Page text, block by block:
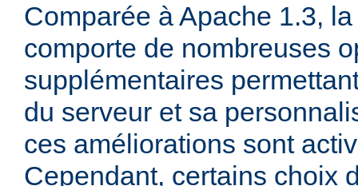
Comparée à Apache 1.3,
comporte de nombreuses
supplémentaires
du serveur et sa
ces améliorations sont
Cependant, certains choix